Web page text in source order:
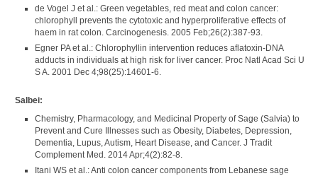
de Vogel J et al.: Green vegetables, red meat and colon cancer:
chlorophyll prevents the cytotoxic and hyperproliferative effects of
haem in rat colon. Carcinogenesis. 2005 Feb;26(2):387-93.
Egner PA et al.: Chlorophyllin intervention reduces aflatoxin-DNA
adducts in individuals at high risk for liver cancer. Proc Natl Acad Sci U
S A. 2001 Dec 4;98(25):14601-6.
Salbei:
Chemistry, Pharmacology, and Medicinal Property of Sage (Salvia) to
Prevent and Cure Illnesses such as Obesity, Diabetes, Depression,
Dementia, Lupus, Autism, Heart Disease, and Cancer. J Tradit
Complement Med. 2014 Apr;4(2):82-8.
Itani WS et al.: Anti colon cancer components from Lebanese sage